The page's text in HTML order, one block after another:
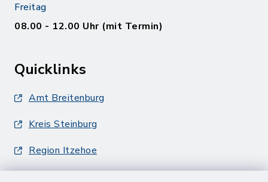
Freitag
08.00 - 12.00 Uhr (mit Termin)
Quicklinks
Amt Breitenburg
Kreis Steinburg
Region Itzehoe